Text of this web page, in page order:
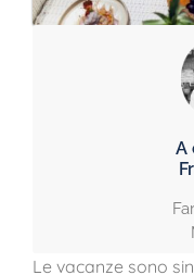
A
Le vacanze sono